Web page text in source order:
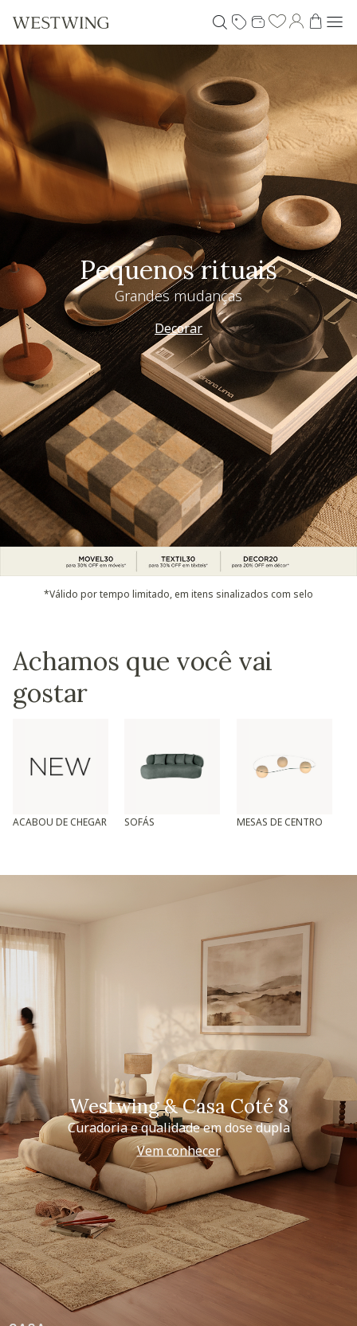
Pequenos rituais
Grandes mudanças
Decorar
*Válido por tempo limitado, em itens sinalizados com selo
Achamos que você vai
gostar
ACABOU DE CHEGAR SOFÁS MESAS DE CENTRO
Westwing & Casa Coté 8
Curadoria e qualidade em dose dupla
Vem conhecer